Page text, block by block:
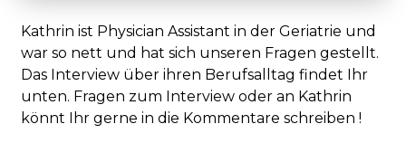
Kathrin ist Physician Assistant in der Geriatrie und
war so nett und hat sich unseren Fragen gestellt.
Das Interview über ihren Berufsalltag findet Ihr
unten. Fragen zum Interview oder an Kathrin
könnt Ihr gerne in die Kommentare schreiben !